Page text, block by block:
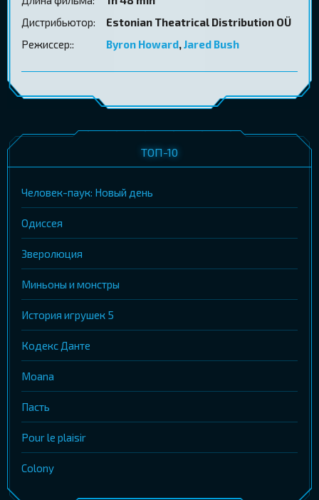
Дистрибьютор:
Estonian Theatrical Distribution OÜ
Режиссер::
Byron Howard,Jared Bush
ТОП-10
Человек-паук: Новый день
Одиссея
Зверолюция
Миньоны и монстры
История игрушек 5
Кодекс Данте
Moana
Пасть
Pour le plaisir
Colony